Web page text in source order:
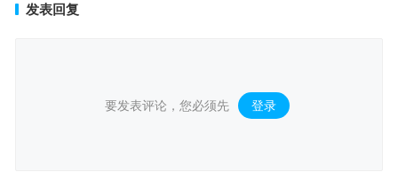
发表回复
要发表评论，您必须先 登录 。